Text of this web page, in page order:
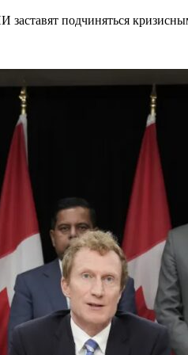
заставят подчиняться